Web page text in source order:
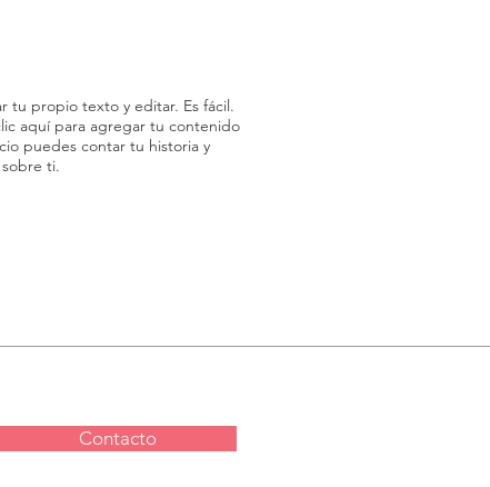
tu propio texto y editar. Es fácil.
aquí para agregar tu contenido
puedes contar tu historia y
ti.
Contacto